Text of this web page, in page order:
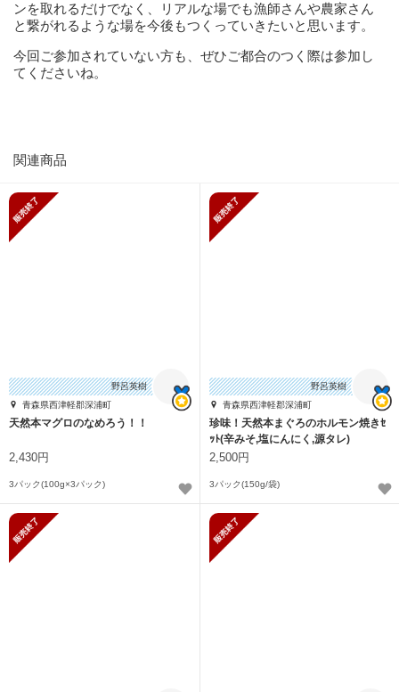
ンを取れるだけでなく、リアルな場でも漁師さんや農家さん
と繋がれるような場を今後もつくっていきたいと思います。
今回ご参加されていない方も、ぜひご都合のつく際は参加し
てくださいね。
関連商品
野呂英樹
青森県西津軽郡深浦町
天然本マグロのなめろう！！
2,430円
3パック(100g×3パック)
野呂英樹
青森県西津軽郡深浦町
珍味！天然本まぐろのホルモン焼きｾ
ｯﾄ(辛みそ,塩にんにく,源タレ)
2,500円
3パック(150g/袋)